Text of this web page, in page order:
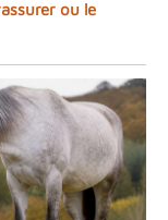
ou le